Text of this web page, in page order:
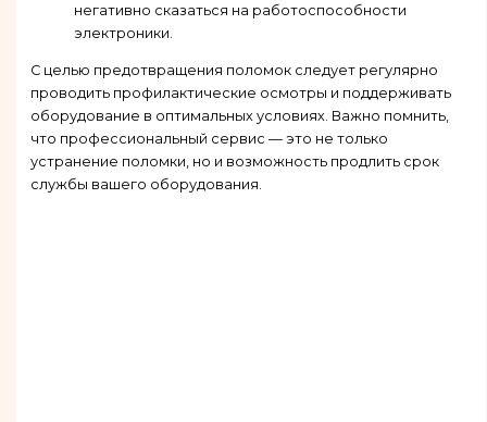
негативно сказаться на работоспособности
электроники.
С целью предотвращения поломок следует регулярно
проводить профилактические осмотры и поддерживать
оборудование в оптимальных условиях. Важно помнить,
что профессиональный сервис — это не только
устранение поломки, но и возможность продлить срок
службы вашего оборудования.